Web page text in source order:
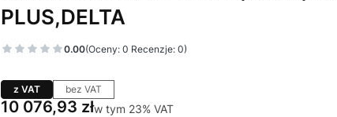
PLUS,DELTA
0.00(Oceny: 0 Recenzje: 0)
z VAT bez VAT
Cena
10 076,93 złw tym 23% VAT
w tym 23% VAT